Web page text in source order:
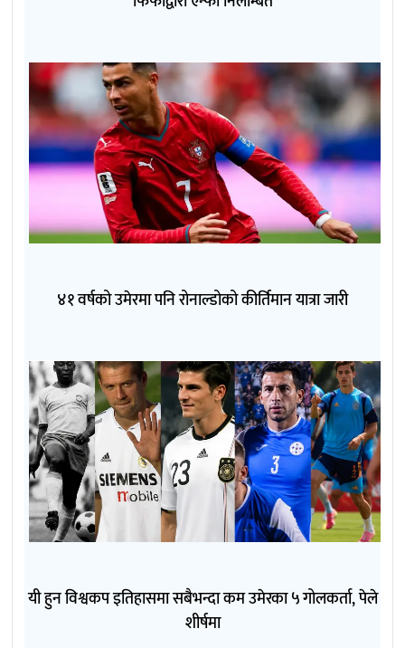
४१ वर्षको उमेरमा पनि रोनाल्डोको कीर्तिमान यात्रा जारी
यी हुन विश्वकप इतिहासमा सबैभन्दा कम उमेरका ५ गोलकर्ता, पेले
शीर्षमा